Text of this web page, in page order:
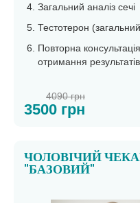
Загальний аналіз сечі
Тестотерон
Повторна
отримання
4090 грн
3500 грн
ЧОЛОВІЧИЙ
"БАЗОВИЙ"